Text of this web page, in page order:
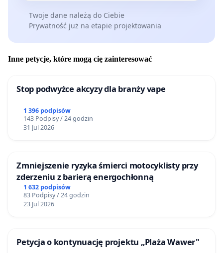
Twoje dane należą do Ciebie
Prywatność już na etapie projektowania
Inne petycje, które mogą cię zainteresować
Stop podwyżce akcyzy dla branży vape
1 396 podpisów
143 Podpisy / 24 godzin
31 Jul 2026
Zmniejszenie ryzyka śmierci motocyklisty przy
zderzeniu z barierą energochłonną
1 632 podpisów
83 Podpisy / 24 godzin
23 Jul 2026
Petycja o kontynuację projektu „Plaża Wawer"